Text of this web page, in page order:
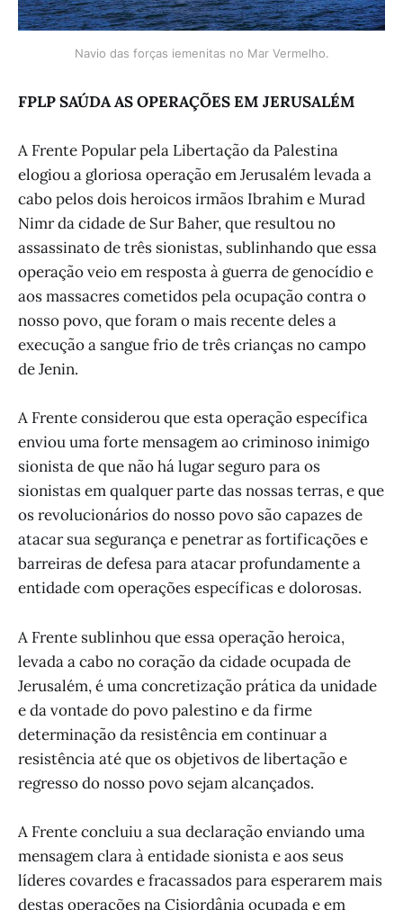
Navio das forças iemenitas no Mar Vermelho.
FPLP SAÚDA AS OPERAÇÕES EM JERUSALÉM
A Frente Popular pela Libertação da Palestina
elogiou a gloriosa operação em Jerusalém levada a
cabo pelos dois heroicos irmãos Ibrahim e Murad
Nimr da cidade de Sur Baher, que resultou no
assassinato de três sionistas, sublinhando que essa
operação veio em resposta à guerra de genocídio e
aos massacres cometidos pela ocupação contra o
nosso povo, que foram o mais recente deles a
execução a sangue frio de três crianças no campo
de Jenin.
A Frente considerou que esta operação específica
enviou uma forte mensagem ao criminoso inimigo
sionista de que não há lugar seguro para os
sionistas em qualquer parte das nossas terras, e que
os revolucionários do nosso povo são capazes de
atacar sua segurança e penetrar as fortificações e
barreiras de defesa para atacar profundamente a
entidade com operações específicas e dolorosas.
A Frente sublinhou que essa operação heroica,
levada a cabo no coração da cidade ocupada de
Jerusalém, é uma concretização prática da unidade
e da vontade do povo palestino e da firme
determinação da resistência em continuar a
resistência até que os objetivos de libertação e
regresso do nosso povo sejam alcançados.
A Frente concluiu a sua declaração enviando uma
mensagem clara à entidade sionista e aos seus
líderes covardes e fracassados para esperarem mais
destas operações na Cisjordânia ocupada e em